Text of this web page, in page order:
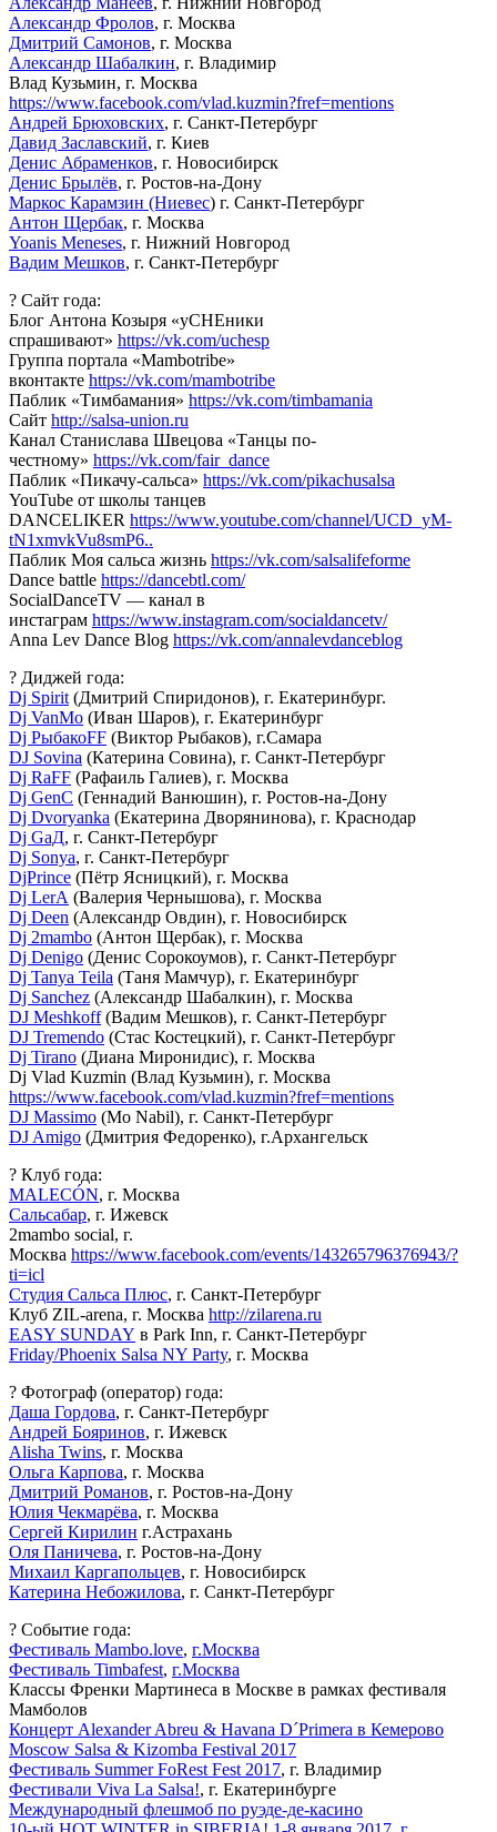
Александр Фролов, г. Москва
Дмитрий Самонов, г. Москва
Александр Шабалкин, г. Владимир
Влад Кузьмин, г. Москва
https://www.facebook.com/vlad.kuzmin?fref=mentions
Андрей Брюховских, г. Санкт-Петербург
Давид Заславский, г. Киев
Денис Абраменков, г. Новосибирск
Денис Брылёв, г. Ростов-на-Дону
Маркос Карамзин (Ниевес) г. Санкт-Петербург
Антон Щербак, г. Москва
Yoanis Meneses, г. Нижний Новгород
Вадим Мешков, г. Санкт-Петербург
? Сайт года:
Блог Антона Козыря «уCHEники
спрашивают» https://vk.com/uchesp
Группа портала «Mambotribe»
вконтакте https://vk.com/mambotribe
Паблик «Тимбамания» https://vk.com/timbamania
Сайт http://salsa-union.ru
Канал Станислава Швецова «Танцы по-
честному» https://vk.com/fair_dance
Паблик «Пикачу-сальса» https://vk.com/pikachusalsa
YouTube от школы танцев
DANCELIKER https://www.youtube.com/channel/UCD_yM-
tN1xmvkVu8smP6..
Паблик Моя сальса жизнь https://vk.com/salsalifeforme
Dance battle https://dancebtl.com/
SocialDanceTV — канал в
инстаграм https://www.instagram.com/socialdancetv/
Anna Lev Dance Blog https://vk.com/annalevdanceblog
? Диджей года:
Dj Spirit (Дмитрий Спиридонов), г. Екатеринбург.
Dj VanMo (Иван Шаров), г. Екатеринбург
Dj РыбакоFF (Виктор Рыбаков), г.Самара
DJ Sovina (Катерина Совина), г. Санкт-Петербург
Dj RaFF (Рафаиль Галиев), г. Москва
Dj GenC (Геннадий Ванюшин), г. Ростов-на-Дону
Dj Dvoryanka (Екатерина Дворянинова), г. Краснодар
Dj GaД, г. Санкт-Петербург
Dj Sonya, г. Санкт-Петербург
DjPrince (Пётр Ясницкий), г. Москва
Dj LerA (Валерия Чернышова), г. Москва
Dj Deen (Александр Овдин), г. Новосибирск
Dj 2mambo (Антон Щербак), г. Москва
Dj Denigo (Денис Сорокоумов), г. Санкт-Петербург
Dj Tanya Teila (Таня Мамчур), г. Екатеринбург
Dj Sanchez (Александр Шабалкин), г. Москва
DJ Meshkoff(Вадим Мешков), г. Санкт-Петербург
DJ Tremendo (Стас Костецкий), г. Санкт-Петербург
Dj Tirano (Диана Миронидис), г. Москва
Dj Vlad Kuzmin (Влад Кузьмин), г. Москва
https://www.facebook.com/vlad.kuzmin?fref=mentions
DJ Massimo (Mo Nabil), г. Санкт-Петербург
DJ Amigo (Дмитрия Федоренко), г.Архангельск
? Клуб года:
MALECÓN, г. Москва
Сальсабар, г. Ижевск
2mambo social, г.
Москва https://www.facebook.com/events/143265796376943/?
ti=icl
Студия Сальса Плюс, г. Санкт-Петербург
Клуб ZIL-arena, г. Москва http://zilarena.ru
EASY SUNDAY в Park Inn, г. Санкт-Петербург
Friday/Phoenix Salsa NY Party, г. Москва
? Фотограф (оператор) года:
Даша Гордова, г. Санкт-Петербург
Андрей Бояринов, г. Ижевск
Alisha Twins, г. Москва
Ольга Карпова, г. Москва
Дмитрий Романов, г. Ростов-на-Дону
Юлия Чекмарёва, г. Москва
Сергей Кирилин г.Астрахань
Оля Паничева, г. Ростов-на-Дону
Михаил Каргапольцев, г. Новосибирск
Катерина Небожилова, г. Санкт-Петербург
? Событие года:
Фестиваль Mambo.love, г.Москва
Фестиваль Timbafest, г.Москва
Классы Френки Мартинеса в Москве в рамках фестиваля
Мамболов
Концерт Alexander Abreu & Havana D´Primera в Кемерово
Moscow Salsa & Kizomba Festival 2017
Фестиваль Summer FoRest Fest 2017, г. Владимир
Фестивали Viva La Salsa!, г. Екатеринбурге
Международный флешмоб по руэде-де-касино